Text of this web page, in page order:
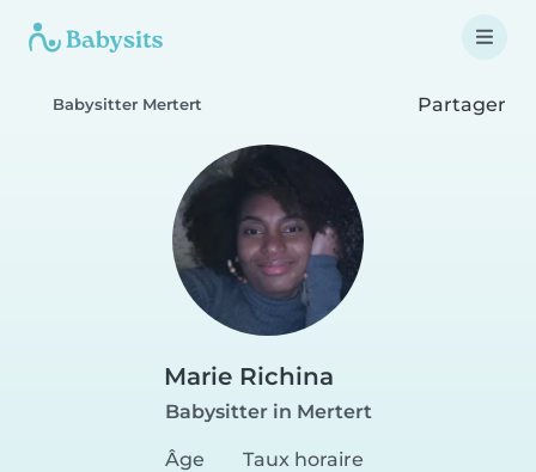
Babysitter Mertert Partager
Marie Richina
Babysitter in Mertert
Âge
Taux horaire